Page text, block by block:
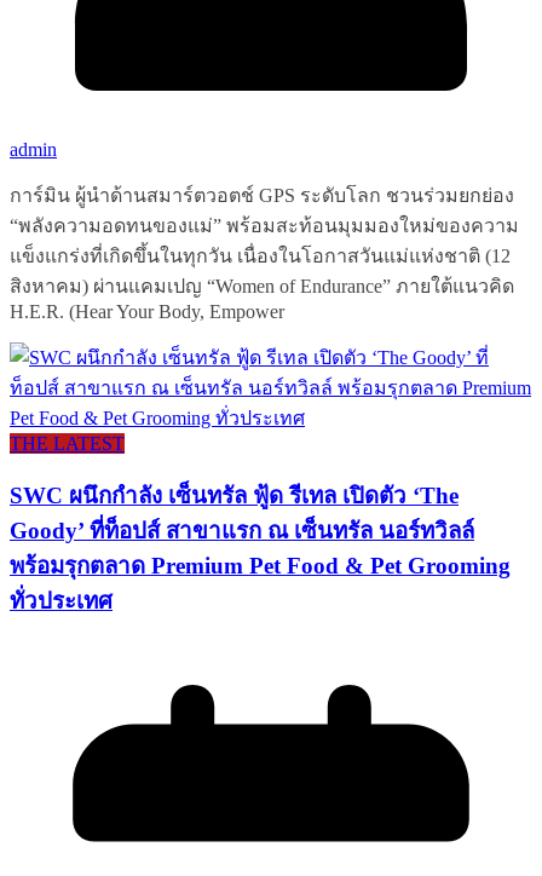
admin
การ์มิน ผู้นำด้านสมาร์ตวอตช์ GPS ระดับโลก ชวนร่วมยกย่อง
“พลังความอดทนของแม่” พร้อมสะท้อนมุมมองใหม่ของความ
แข็งแกร่งที่เกิดขึ้นในทุกวัน เนื่องในโอกาสวันแม่แห่งชาติ (12
สิงหาคม) ผ่านแคมเปญ “Women of Endurance” ภายใต้แนวคิด
H.E.R. (Hear Your Body, Empower
THE LATEST
SWC ผนึกกำลัง เซ็นทรัล ฟู้ด รีเทล เปิดตัว ‘The
Goody’ ที่ท็อปส์ สาขาแรก ณ เซ็นทรัล นอร์ทวิลล์
พร้อมรุกตลาด Premium Pet Food & Pet Grooming
ทั่วประเทศ